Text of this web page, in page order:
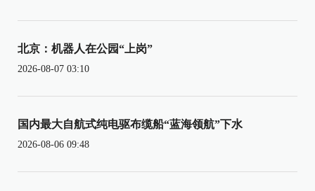
北京：机器人在公园“上岗”
2026-08-07 03:10
国内最大自航式纯电驱布缆船“蓝海领航”下水
2026-08-06 09:48